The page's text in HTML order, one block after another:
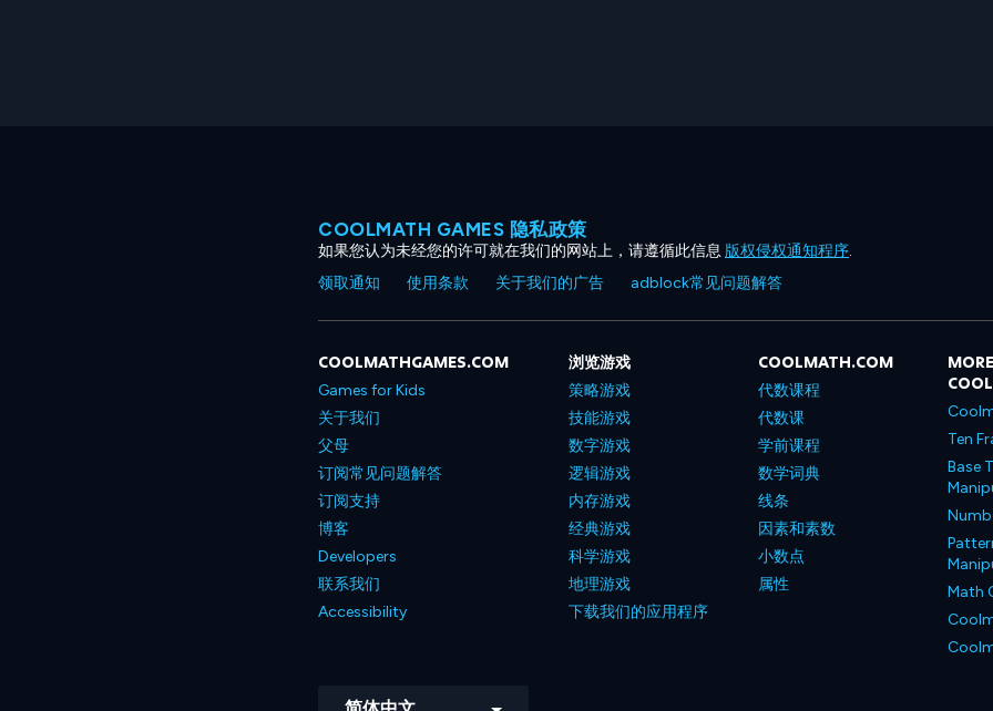
COOLMATH GAMES 隐私政策
如果您认为未经您的许可就在我们的网站上，请遵循此信息 版权侵权通知程序.
领取通知
使用条款 关于我们的广告 adblock常见问题解答
COOLMATHGAMES.COM
Games for Kids
关于我们
父母
订阅常见问题解答
订阅支持
博客
Developers
联系我们
Accessibility
浏览游戏
策略游戏
技能游戏
数字游戏
逻辑游戏
内存游戏
经典游戏
科学游戏
地理游戏
下载我们的应用程序
COOLMATH.COM
代数课程
代数课
学前课程
数学词典
线条
因素和素数
小数点
属性
Ten
Base
Math